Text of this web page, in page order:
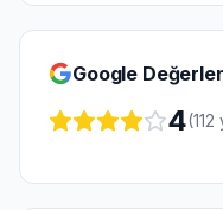
Google
4(112